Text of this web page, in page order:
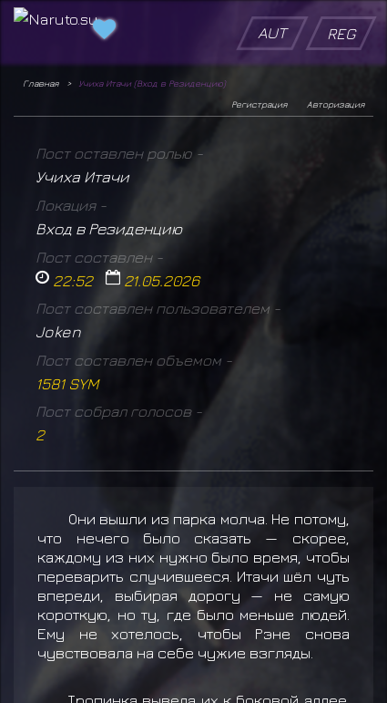
AUT REG
Главная
Учиха Итачи (Вход в Резиденцию)
Авторизация
Регистрация
Пост оставлен ролью -
Учиха Итачи
Локация -
Вход в Резиденцию
Пост составлен -
22:52 21.05.2026
Пост составлен пользователем -
Joken
Пост составлен объемом -
1581 SYM
Пост собрал голосов -
2
Они вышли из парка молча. Не потому,
что нечего было сказать — скорее,
каждому из них нужно было время, чтобы
переварить случившееся. Итачи шёл чуть
впереди, выбирая дорогу — не самую
короткую, но ту, где было меньше людей.
Ему не хотелось, чтобы Рэне снова
чувствовала на себе чужие взгляды.